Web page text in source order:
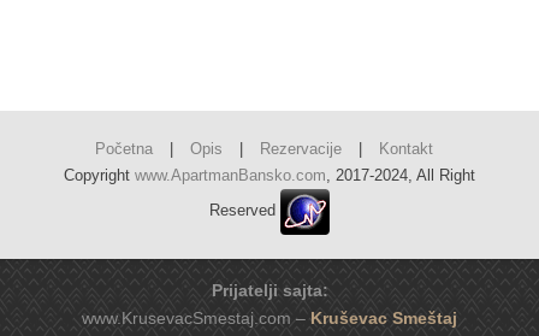
Početna | Opis | Rezervacije |
Kontakt
Copyright www.ApartmanBansko.com , 2017-2024, All Right
Reserved
Prijatelji sajta:
www.KrusevacSmestaj.com –Kruševac Smeštaj